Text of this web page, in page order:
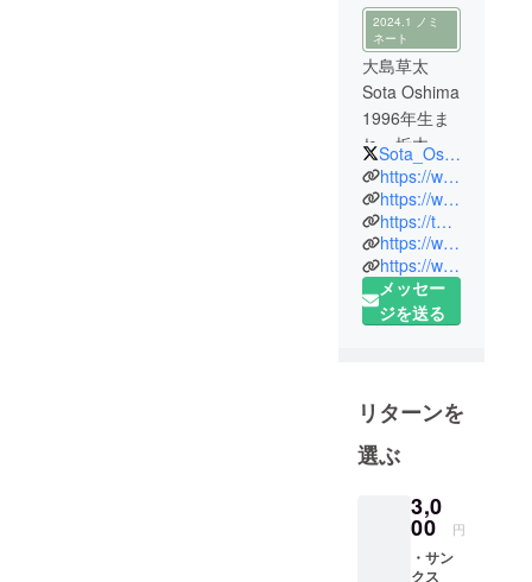
2024.1 ノミ
ネート
大島草太
Sota Oshima
1996年生ま
れ。栃木県
出身、福島
大学卒。在
学中に
「Kokage
Kitchen」を
開業、移動
販売車で事
域おこし協
力隊を経験
し田村市都
住。「(株)
ホップジャ
パン」にて
Sota_Oshima
https://www.facebook.com/souta.oshima.73
https://www.instagram.com/naturadistill/
https://twitter.com/Sota_Oshima
https://www.instagram.com/kokage_kitchen/
https://www.facebook.com/KokageKitchen/
メッセー
ジを送る
リターンを
選ぶ
3,0
00 円
・サン
クス